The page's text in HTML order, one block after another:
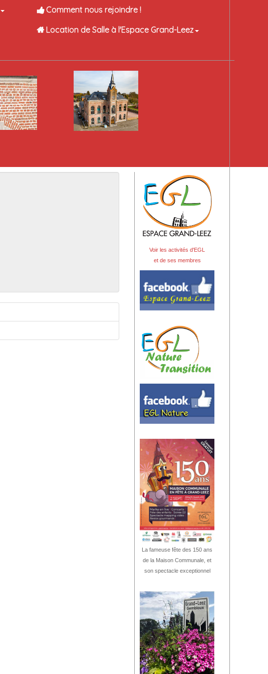
Comment nous rejoindre !
Location de Salle à l'Espace Grand-Leez
Voir les activités d'EGL
et de ses membres
La fameuse fête des 150 ans
de la Maison Communale, et
son spectacle exceptionnel